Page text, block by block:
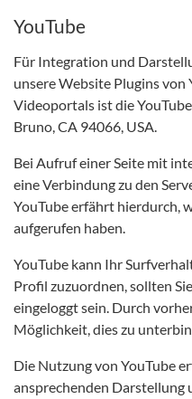
YouTube
Für Integration und
unsere Website Plugins von
Videoportals ist die
Bruno, CA 94066, USA.
Bei Aufruf einer Seite mit
eine Verbindung zu den
YouTube erfährt hierdurch,
aufgerufen haben.
YouTube kann Ihr
Profil zuzuordnen, sollten
eingeloggt sein. Durch
Möglichkeit, dies zu
Die Nutzung von YouTube
ansprechenden Darstellung